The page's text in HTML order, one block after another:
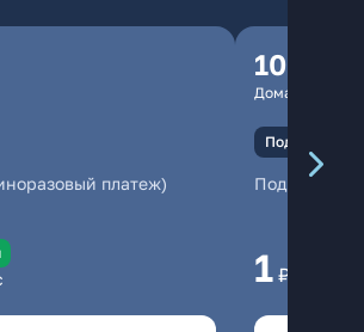
платеж)
100
Домашний
Подключение
1 ₽/мес